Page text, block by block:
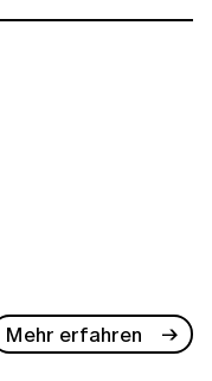
Mehr erfahren